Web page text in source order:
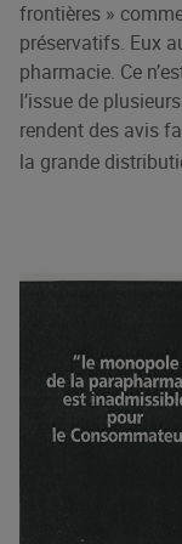
frontières »
préservatifs. Eux
pharmacie. Ce
l’issue de
rendent des avis
la grande